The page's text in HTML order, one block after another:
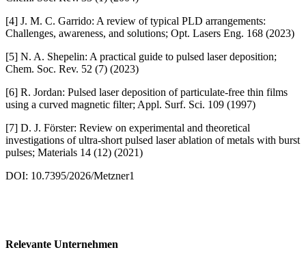
[4] J. M. C. Garrido: A review of typical PLD arrangements:
Challenges, awareness, and solutions; Opt. Lasers Eng. 168 (2023)
[5] N. A. Shepelin: A practical guide to pulsed laser deposition;
Chem. Soc. Rev. 52 (7) (2023)
[6] R. Jordan: Pulsed laser deposition of particulate-free thin films
using a curved magnetic filter; Appl. Surf. Sci. 109 (1997)
[7] D. J. Förster: Review on experimental and theoretical
investigations of ultra-short pulsed laser ablation of metals with burst
pulses; Materials 14 (12) (2021)
DOI: 10.7395/2026/Metzner1
Relevante Unternehmen